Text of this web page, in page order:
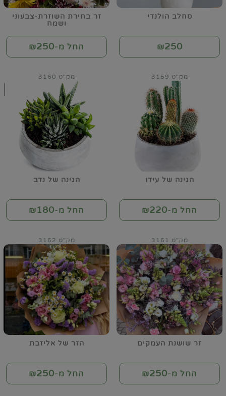
סחלב הולנדי
₪250
זר בחירת השוזרת-צבעוני
ושמח
החל מ-₪250
הגינה של עידו
מק"ט 3159
החל מ-₪220
הגינה של נדב
מק"ט 3160
החל מ-₪180
זר שושנת העמקים
מק"ט 3161
החל מ-₪250
הזר של אליזבת
מק"ט 3162
החל מ-₪250